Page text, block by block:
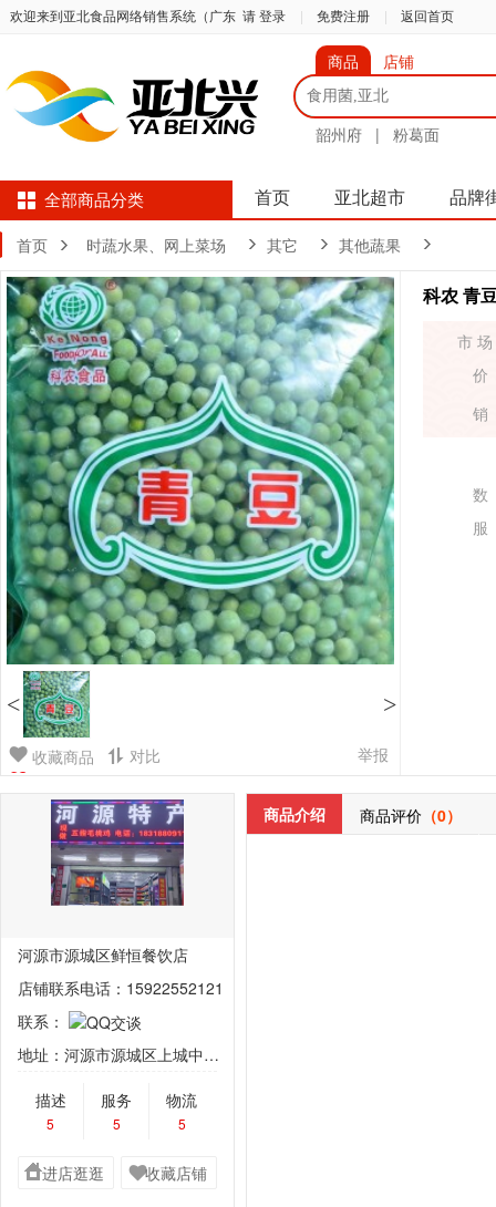
欢迎来到亚北食品网络销售系统（广东 请 登录 免费注册 返回首页
商品 店铺
韶州府 | 粉葛面
全部商品分类 首页 亚北超市 品牌
首页 时蔬水果、网上菜场 其它 其他蔬果
< >
收藏商品 对比 举报
科农 青
市
价
销
数
服
河源市源城区鲜恒餐饮店
店铺联系电话：15922552121
联系：
地址：河源市源城区上城中堤路步行街A0栋1-01号
描述
5
服务
5
物流
5
进店逛逛 收藏店铺
商品介绍 商品评价 （0）